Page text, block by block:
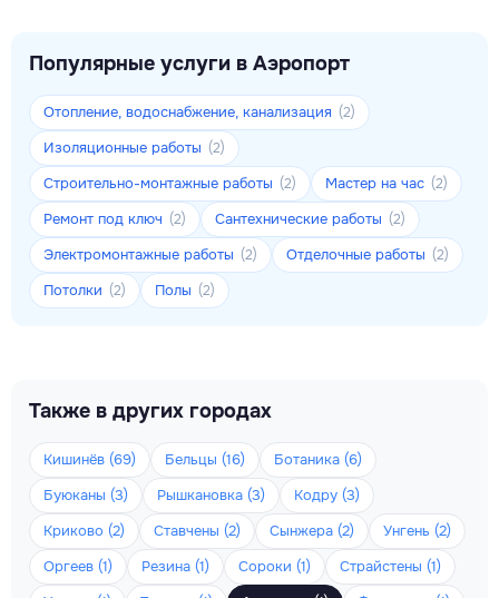
Популярные услуги в Аэропорт
Отопление, водоснабжение, канализация (2)
Изоляционные работы (2)
Строительно-монтажные работы (2) Мастер на час (2)
Ремонт под ключ (2) Сантехнические работы (2)
Электромонтажные работы (2) Отделочные работы (2)
Потолки (2) Полы (2)
Также в других городах
Кишинёв (69) Бельцы (16)
Ботаника (6)
Буюканы (3)
Рышкановка (3)
Кодру (3)
Криково (2)
Ставчены (2) Сынжера (2)
Унгень (2)
Оргеев (1)
Резина (1) Сороки (1)
Страйстены (1)